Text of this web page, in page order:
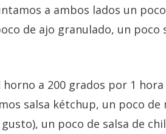
a ambos lados un
de ajo granulado, un poco
a 200 grados por 1
salsa kétchup, un poco de
un poco de salsa de